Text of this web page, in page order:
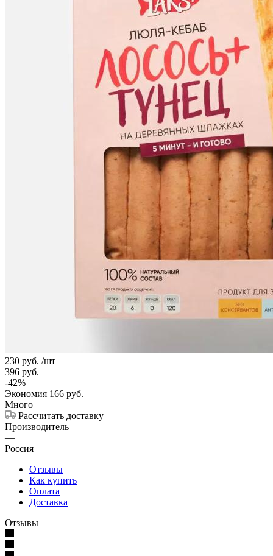
230 руб. /шт
396 руб.
-42%
Экономия 166 руб.
Много
Рассчитать доставку
Производитель
—
Россия
Отзывы
Как купить
Оплата
Доставка
Отзывы